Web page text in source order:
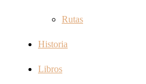
Rutas
Historia
Libros